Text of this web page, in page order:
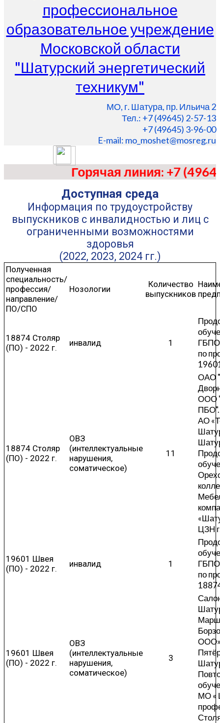
профессиональное
образовательное учреждение
Московской области
"Шатурский энергетический
техникум"
МО, г. Шатура, пр. Ильича 2
Тел.: +7 (49645) 2-57-13
+7 (49645) 3-96-00
E-mail: mo_moshet@mosreg.ru
Горячая линия: +7 (49645)
Доступная среда
Информация по трудоустройству
выпускников с инвалидностью и лиц с
ограниченными возможностями
здоровья
(2022, 2023, 2024 гг.)
Полученная
специальность/
профессия/
направление/
ПО/СПО
Нозологии
Количество
выпускников
18874 Столяр
(ПО) - 2022 г.
инвалид 1
по
18874 Столяр
(ПО) - 2022 г.
ОВЗ
(интеллектуальные
нарушения,
соматическое)
11
ОАО
ООО
АО
ЦЗН
19601 Швея
(ПО) - 2022 г.
инвалид 1
по
19601 Швея
(ПО) - 2022 г.
ОВЗ
(интеллектуальные
нарушения,
соматическое)
3
ООО»
МО «